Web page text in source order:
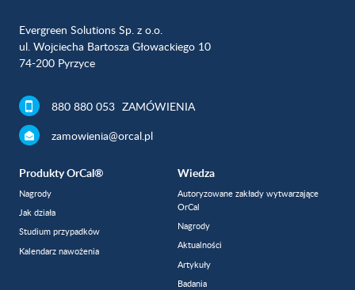
Evergreen Solutions Sp. z o.o.
ul. Wojciecha Bartosza Głowackiego 10
74-200 Pyrzyce
880 880 053 ZAMÓWIENIA
zamowienia@orcal.pl
Produkty OrCal®
Nagrody
Jak działa
Studium przypadków
Kalendarz nawożenia
Wiedza
Autoryzowane zakłady wytwarzające
OrCal
Nagrody
Aktualności
Artykuły
Badania